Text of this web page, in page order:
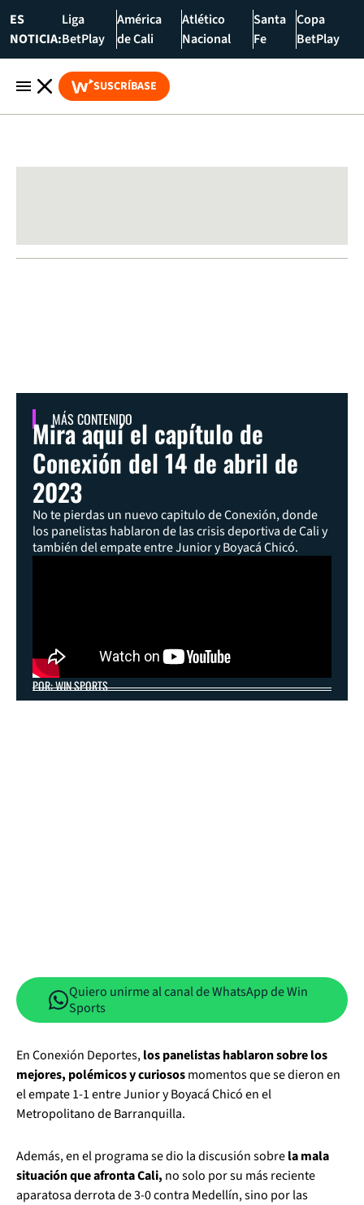
ES
NOTICIA:
Liga
BetPlay
América
de Cali
Atlético
Nacional
Santa
Fe
Copa
BetPlay
SUSCRÍBASE
MÁS CONTENIDO
Mira aquí el capítulo de
Conexión del 14 de abril de
2023
No te pierdas un nuevo capitulo de Conexión, donde
los panelistas hablaron de las crisis deportiva de Cali y
también del empate entre Junior y Boyacá Chicó.
POR: WIN SPORTS
Quiero unirme al canal de WhatsApp de Win
Sports
En Conexión Deportes,los panelistas hablaron sobre los
mejores, polémicos y curiososmomentos que se dieron en
el empate 1-1 entre Junior y Boyacá Chicó en el
Metropolitano de Barranquilla.
Además, en el programa se dio la discusión sobrela mala
situación que afronta Cali, no solo por su más reciente
aparatosa derrota de 3-0 contra Medellín, sino por las